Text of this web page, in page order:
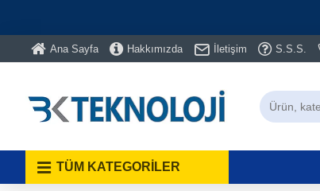
Ana Sayfa Hakkımızda İletişim S.S.S.
TÜM KATEGORİLER